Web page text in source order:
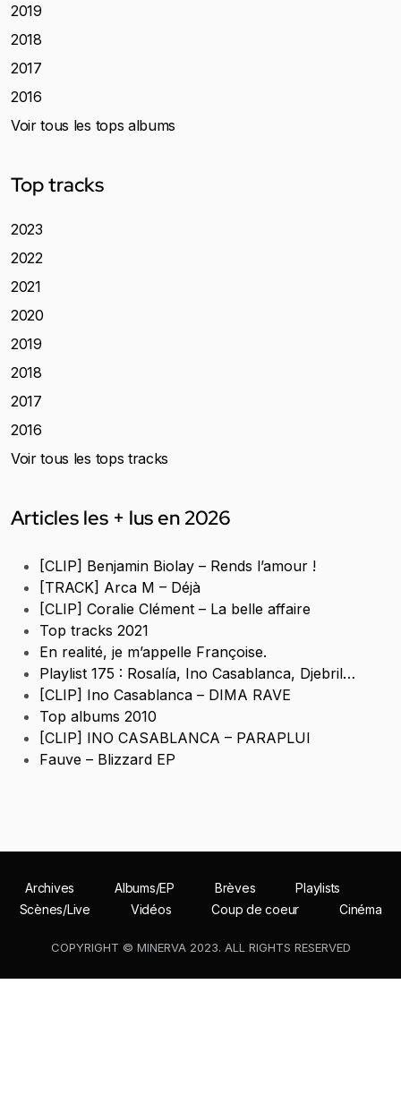
2019
2018
2017
2016
Voir tous les tops albums
Top tracks
2023
2022
2021
2020
2019
2018
2017
2016
Voir tous les tops tracks
Articles les + lus en 2026
[CLIP] Benjamin Biolay – Rends l’amour !
[TRACK] Arca M – Déjà
[CLIP] Coralie Clément – La belle affaire
Top tracks 2021
En realité, je m’appelle Françoise.
Playlist 175 : Rosalía, Ino Casablanca, Djebril…
[CLIP] Ino Casablanca – DIMA RAVE
Top albums 2010
[CLIP] INO CASABLANCA – PARAPLUI
Fauve – Blizzard EP
Archives Albums/EP Brèves
Playlists
Scènes/Live
Vidéos Coup de coeur Cinéma
COPYRIGHT © MINERVA 2023. ALL RIGHTS RESERVED